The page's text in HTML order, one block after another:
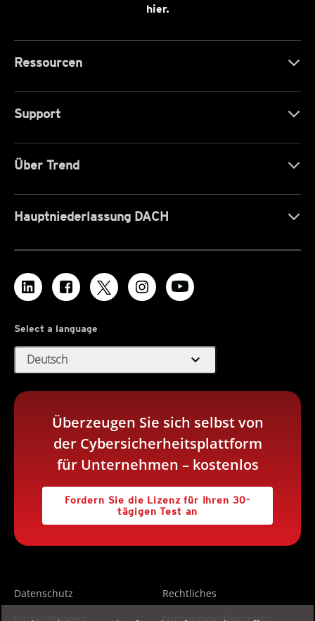
hier.
Ressourcen
Support
Über Trend
Hauptniederlassung DACH
Select a language
Deutsch expand_more
Überzeugen Sie sich selbst von
der Cybersicherheitsplattform
für Unternehmen – kostenlos
Fordern Sie die Lizenz für Ihren 30-
tägigen Test an
Datenschutz
Rechtliches